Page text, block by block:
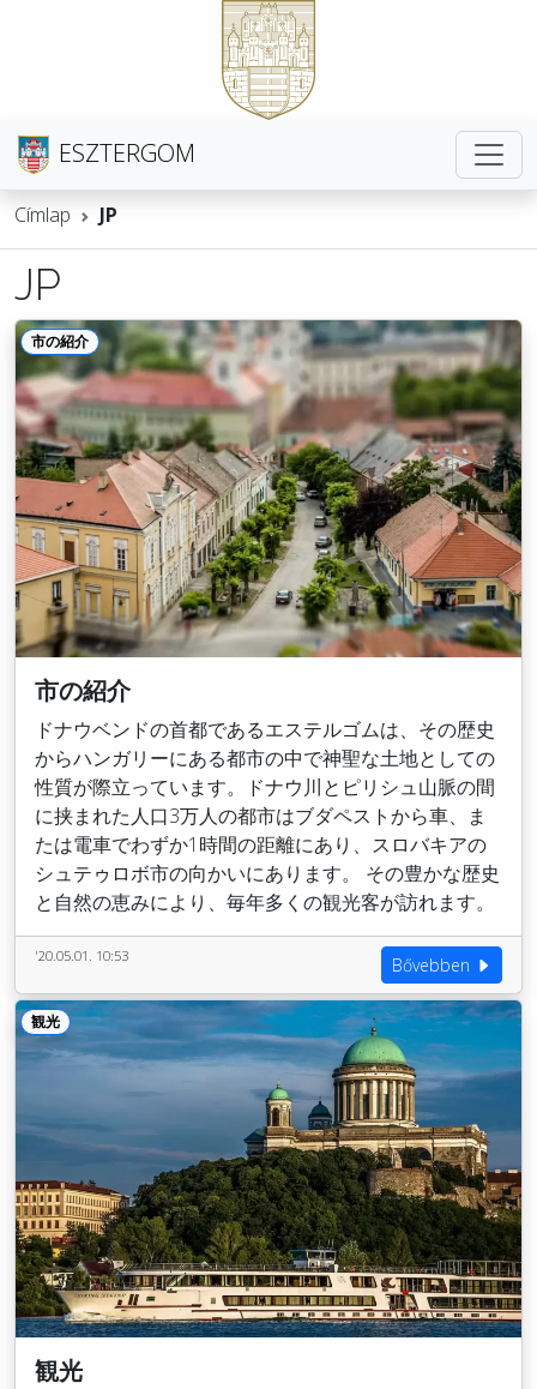
ESZTERGOM
Címlap JP
JP
市の紹介
市の紹介
ドナウベンドの首都であるエステルゴムは、その歴史
からハンガリーにある都市の中で神聖な土地としての
性質が際立っています。ドナウ川とピリシュ山脈の間
に挟まれた人口3万人の都市はブダペストから車、ま
たは電車でわずか1時間の距離にあり、スロバキアの
シュテゥロボ市の向かいにあります。 その豊かな歴史
と自然の恵みにより、毎年多くの観光客が訪れます。
'20.05.01. 10:53 Bővebben
観光
観光